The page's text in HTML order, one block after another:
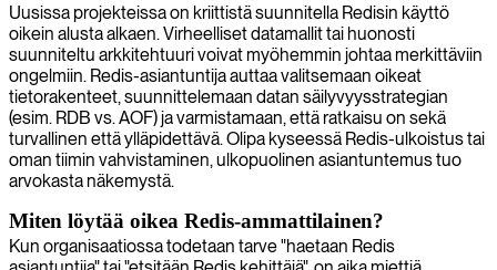
Uusissa projekteissa on kriittistä suunnitella Redisin käyttö
oikein alusta alkaen. Virheelliset datamallit tai huonosti
suunniteltu arkkitehtuuri voivat myöhemmin johtaa merkittäviin
ongelmiin. Redis-asiantuntija auttaa valitsemaan oikeat
tietorakenteet, suunnittelemaan datan säilyvyysstrategian
(esim. RDB vs. AOF) ja varmistamaan, että ratkaisu on sekä
turvallinen että ylläpidettävä. Olipa kyseessä Redis-ulkoistus tai
oman tiimin vahvistaminen, ulkopuolinen asiantuntemus tuo
arvokasta näkemystä.
Miten löytää oikea Redis-ammattilainen?
Kun organisaatiossa todetaan tarve "haetaan Redis